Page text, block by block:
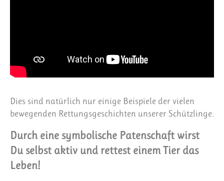
Dies sind natürlich nur einige Beispiele der vielen
bewegenden Rettungsgeschichten unserer Schützlinge.
Durch eine symbolische Patenschaft wirst
Du selbst aktiv und rettest einem Tier das
Leben!